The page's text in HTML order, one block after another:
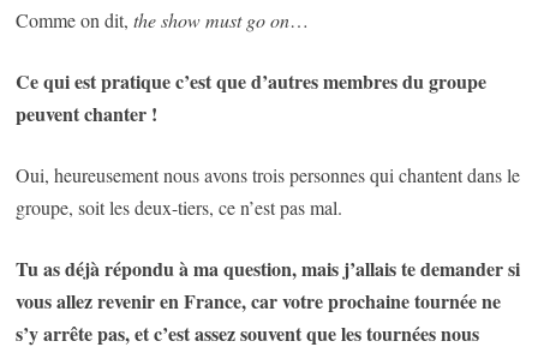
Comme on dit,the show must go on…
Ce qui est pratique c’est que d’autres membres du groupe
peuvent chanter !
Oui, heureusement nous avons trois personnes qui chantent dans le
groupe, soit les deux-tiers, ce n’est pas mal.
Tu as déjà répondu à ma question, mais j’allais te demander si
vous allez revenir en France, car votre prochaine tournée ne
s’y arrête pas, et c’est assez souvent que les tournées nous